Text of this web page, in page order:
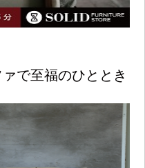
で至福のひととき